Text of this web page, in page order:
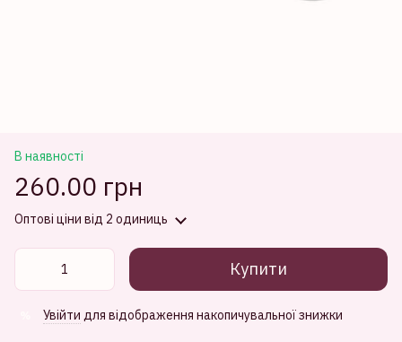
В наявності
260.00 грн
Оптові ціни від 2 одиниць
Купити
Увійти для відображення накопичувальної знижки